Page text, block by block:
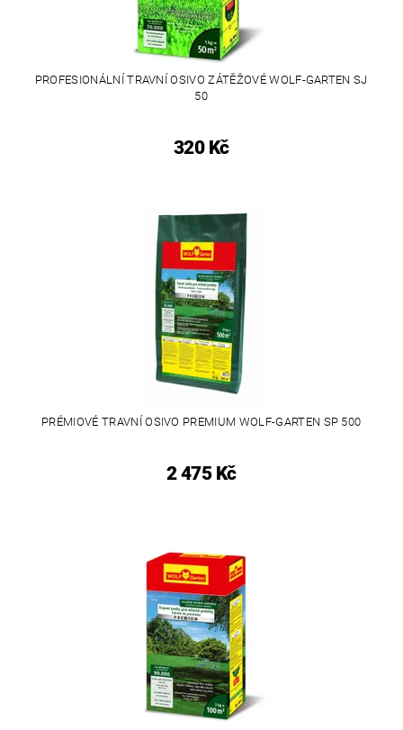
PROFESIONÁLNÍ TRAVNÍ OSIVO ZÁTĚŽOVÉ WOLF-GARTEN SJ
50
320 Kč
PRÉMIOVÉ TRAVNÍ OSIVO PREMIUM WOLF-GARTEN SP 500
2 475 Kč